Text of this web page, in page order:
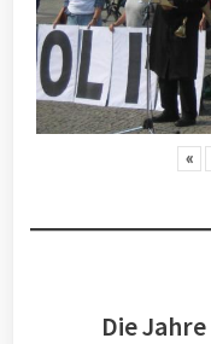
«
Die